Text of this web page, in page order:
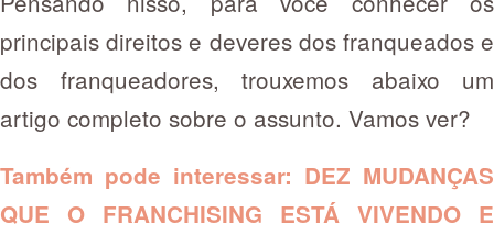
principais direitos e deveres dos franqueados e
dos franqueadores, trouxemos abaixo um
artigo completo sobre o assunto. Vamos ver?
Também pode interessar: DEZ MUDANÇAS
QUE O FRANCHISING ESTÁ VIVENDO E